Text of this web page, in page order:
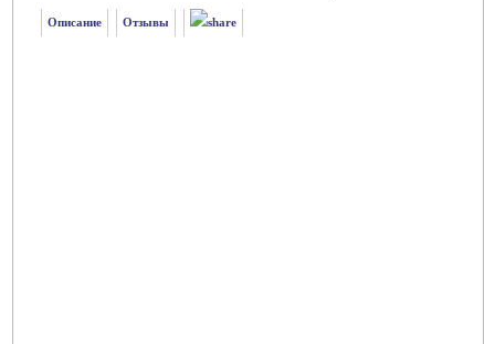
Описание Отзывы